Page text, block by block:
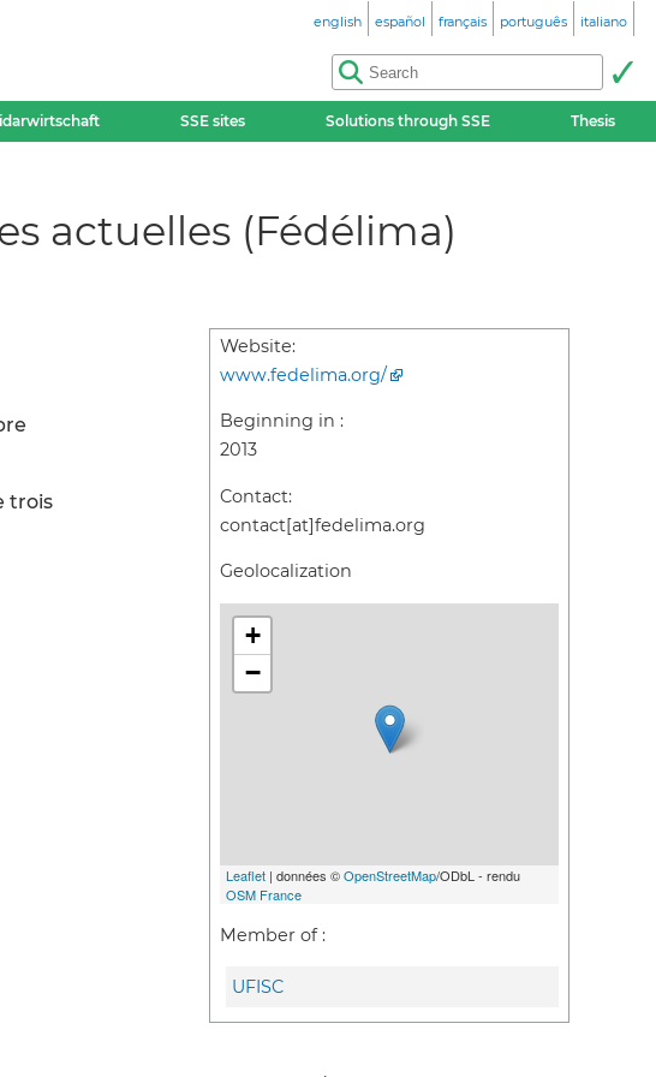
english español français português italiano
SSE sites Solutions through SSE Thesis
actuelles (Fédélima)
trois
Website:
www.fedelima.org/
Beginning in :
2013
Contact:
contact[at]fedelima.org
Geolocalization
+
−
Leaflet | données ©OpenStreetMap/ODbL - rendu
OSM France
Member of :
UFISC